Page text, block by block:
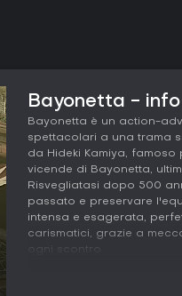
Bayonetta -
Bayonetta è un action-
spettacolari a una trama
da Hideki Kamiya, famoso
vicende di Bayonetta,
Risvegliatasi dopo 500
passato e preservare
intensa e esagerata,
carismatici, grazie a
ogni scontro.